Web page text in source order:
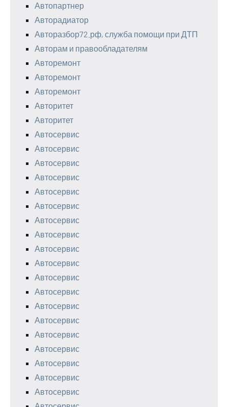
Автопартнер
Авторадиатор
Авторазбор72.рф, служба помощи при ДТП
Авторам и правообладателям
Авторемонт
Авторемонт
Авторемонт
Авторитет
Авторитет
Автосервис
Автосервис
Автосервис
Автосервис
Автосервис
Автосервис
Автосервис
Автосервис
Автосервис
Автосервис
Автосервис
Автосервис
Автосервис
Автосервис
Автосервис
Автосервис
Автосервис
Автосервис
Автосервис